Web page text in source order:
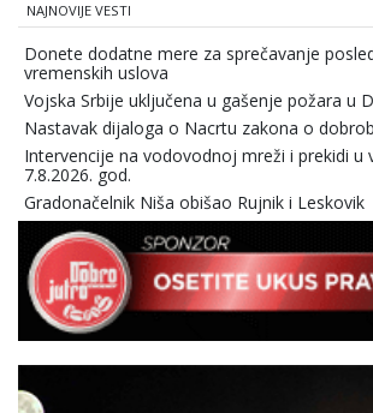
NAJNOVIJE VESTI
Donete dodatne mere za sprečavanje
vremenskih uslova
Vojska Srbije uključena u gašenje požara u
Nastavak dijaloga o Nacrtu zakona o
Intervencije na vodovodnoj mreži i prekidi u
7.8.2026. god.
Gradonačelnik Niša obišao Rujnik i Leskovik